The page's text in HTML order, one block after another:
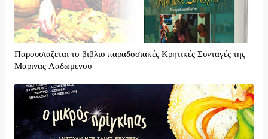
Παρουσιαζεται το βιβλιο παραδοσιακές Κρητικές Συνταγές της
Μαρινας Λαδωμενου